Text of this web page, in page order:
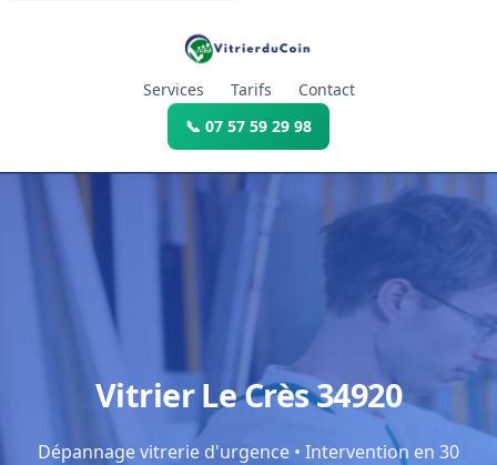
Services Tarifs
Contact
📞 07 57 59 29 98
Vitrier Le Crès 34920
Dépannage vitrerie d'urgence • Intervention en 30